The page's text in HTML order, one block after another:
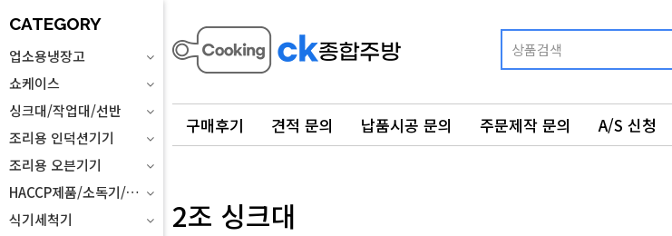
CATEGORY
업소용냉장고
쇼케이스
싱크대/작업대/선반
조리용 인덕션기기
조리용 오븐기기
HACCP제품/소독기/위생설비
식기세척기
구매후기 견적 문의 납품시공 문의 주문제작 문의 A/S 신청
2조 싱크대